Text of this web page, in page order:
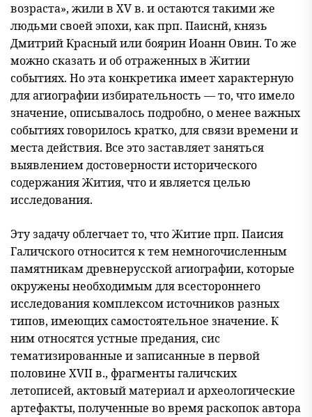
возраста», жили в XV в. и остаются такими же
людьми своей эпохи, как прп. Паиснй, князь
Дмитрий Красный или боярин Иоанн Овин. То же
можно сказать и об отраженных в Житии
событиях. Но эта конкретика имеет характерную
для агиографии избирательность — то, что имело
значение, описывалось подробно, о менее важных
событиях говорилось кратко, для связи времени и
места действия. Все это заставляет заняться
выявлением достоверности исторического
содержания Жития, что и является целью
исследования.
Эту задачу облегчает то, что Житие прп. Паисия
Галичского относится к тем немногочисленным
памятникам древнерусской агиографии, которые
окружены необходимым для всестороннего
исследования комплексом источников разных
типов, имеющих самостоятельное значение. К
ним относятся устные предания, сис
тематизированные и записанные в первой
половине XVII в., фрагменты галичских
летописей, актовый материал и археологические
артефакты, полученные во время раскопок автора